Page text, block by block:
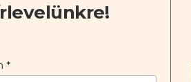
*